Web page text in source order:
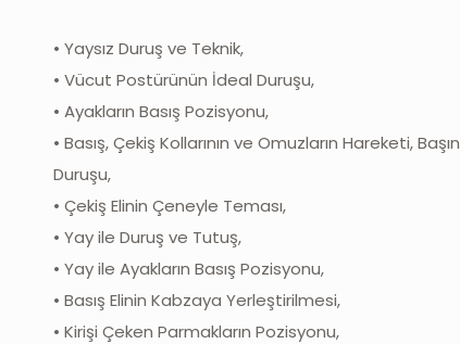
• Yaysız Duruş ve Teknik,
• Vücut Postürünün İdeal Duruşu,
• Ayakların Basış Pozisyonu,
• Basış, Çekiş Kollarının ve Omuzların Hareketi, Başın
Duruşu,
• Çekiş Elinin Çeneyle Teması,
• Yay ile Duruş ve Tutuş,
• Yay ile Ayakların Basış Pozisyonu,
• Basış Elinin Kabzaya Yerleştirilmesi,
• Kirişi Çeken Parmakların Pozisyonu,